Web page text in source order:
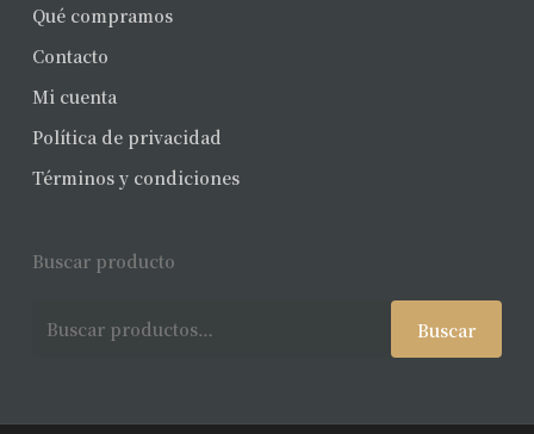
Qué compramos
Contacto
Mi cuenta
Política de privacidad
Términos y condiciones
Buscar producto
Buscar